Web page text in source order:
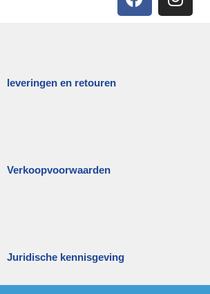
leveringen en retouren
Verkoopvoorwaarden
Juridische kennisgeving